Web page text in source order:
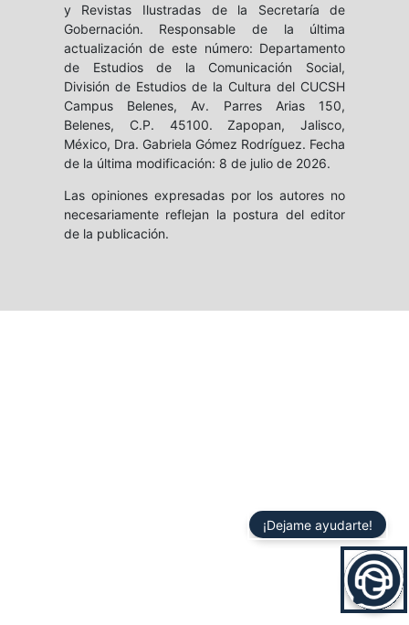
y Revistas Ilustradas de la Secretaría de
Gobernación. Responsable de la última
actualización de este número: Departamento
de Estudios de la Comunicación Social,
División de Estudios de la Cultura del CUCSH
Campus Belenes, Av. Parres Arias 150,
Belenes, C.P. 45100. Zapopan, Jalisco,
México, Dra. Gabriela Gómez Rodríguez. Fecha
de la última modificación: 8 de julio de 2026.
Las opiniones expresadas por los autores no
necesariamente reflejan la postura del editor
de la publicación.
¡Dejame ayudarte!